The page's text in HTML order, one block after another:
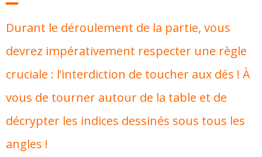
Durant le déroulement de la partie, vous
devrez impérativement respecter une règle
cruciale : l’interdiction de toucher aux dés ! À
vous de tourner autour de la table et de
décrypter les indices dessinés sous tous les
angles !